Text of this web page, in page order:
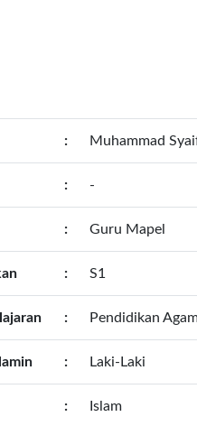
: Muhammad
: -
: Guru Mapel
: S1
: Pendidikan
: Laki-Laki
: Islam